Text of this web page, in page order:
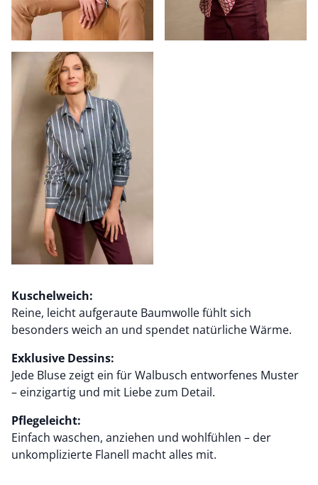
Kuschelweich:
Reine, leicht aufgeraute Baumwolle fühlt sich
besonders weich an und spendet natürliche Wärme.
Exklusive Dessins:
Jede Bluse zeigt ein für Walbusch entworfenes Muster
– einzigartig und mit Liebe zum Detail.
Pflegeleicht:
Einfach waschen, anziehen und wohlfühlen – der
unkomplizierte Flanell macht alles mit.